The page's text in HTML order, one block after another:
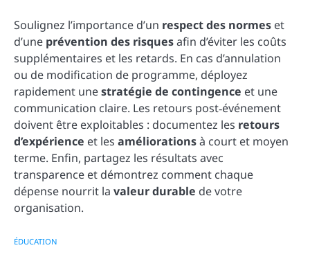
Soulignez l’importance d’un respect des normes et
d’une prévention des risquesafin d’éviter les coûts
supplémentaires et les retards. En cas d’annulation
ou de modification de programme, déployez
rapidement unestratégie de contingence et une
communication claire. Les retours post‑événement
doivent être exploitables : documentez les retours
d’expérience et les améliorationsà court et moyen
terme. Enfin, partagez les résultats avec
transparence et démontrez comment chaque
dépense nourrit la valeur durable de votre
organisation.
ÉDUCATION